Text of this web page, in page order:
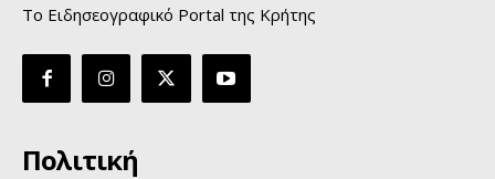
Το Ειδησεογραφικό Portal της Κρήτης
Πολιτική